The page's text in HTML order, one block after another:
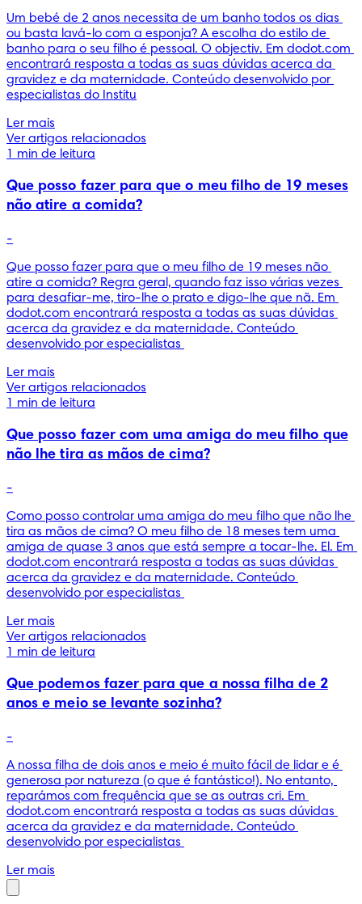
Um bebé de 2 anos necessita de um banho todos os dias
ou basta lavá-lo com a esponja? A escolha do estilo de
banho para o seu filho é pessoal. O objectiv. Em dodot.com
encontrará resposta a todas as suas dúvidas acerca da
gravidez e da maternidade. Conteúdo desenvolvido por
especialistas do Institu
Ler mais
Ver artigos relacionados
1 min de leitura
Que posso fazer para que o meu filho de 19 meses
não atire a comida?
-
Que posso fazer para que o meu filho de 19 meses não
atire a comida? Regra geral, quando faz isso várias vezes
para desafiar-me, tiro-lhe o prato e digo-lhe que nã. Em
dodot.com encontrará resposta a todas as suas dúvidas
acerca da gravidez e da maternidade. Conteúdo
desenvolvido por especialistas
Ler mais
Ver artigos relacionados
1 min de leitura
Que posso fazer com uma amiga do meu filho que
não lhe tira as mãos de cima?
-
Como posso controlar uma amiga do meu filho que não lhe
tira as mãos de cima? O meu filho de 18 meses tem uma
amiga de quase 3 anos que está sempre a tocar-lhe. El. Em
dodot.com encontrará resposta a todas as suas dúvidas
acerca da gravidez e da maternidade. Conteúdo
desenvolvido por especialistas
Ler mais
Ver artigos relacionados
1 min de leitura
Que podemos fazer para que a nossa filha de 2
anos e meio se levante sozinha?
-
A nossa filha de dois anos e meio é muito fácil de lidar e é
generosa por natureza (o que é fantástico!). No entanto,
reparámos com frequência que se as outras cri. Em
dodot.com encontrará resposta a todas as suas dúvidas
acerca da gravidez e da maternidade. Conteúdo
desenvolvido por especialistas
Ler mais